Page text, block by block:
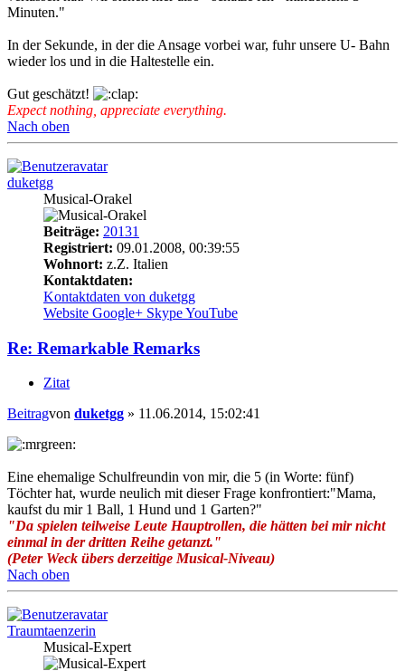
Minuten."
In der Sekunde, in der die Ansage vorbei war, fuhr unsere U- Bahn
wieder los und in die Haltestelle ein.
Gut geschätzt!
Expect nothing, appreciate everything.
Nach oben
duketgg
Musical-Orakel
Beiträge: 20131
Registriert: 09.01.2008, 00:39:55
Wohnort: z.Z. Italien
Kontaktdaten:
Kontaktdaten von duketgg
Website Google+ SkypeYouTube
Re: Remarkable Remarks
Zitat
Beitragvon duketgg » 11.06.2014, 15:02:41
Eine ehemalige Schulfreundin von mir, die 5 (in Worte: fünf)
Töchter hat, wurde neulich mit dieser Frage konfrontiert:"Mama,
kaufst du mir 1 Ball, 1 Hund und 1 Garten?"
"Da spielen teilweise Leute Hauptrollen, die hätten bei mir nicht
einmal in der dritten Reihe getanzt."
(Peter Weck übers derzeitige Musical-Niveau)
Nach oben
Traumtaenzerin
Musical-Expert